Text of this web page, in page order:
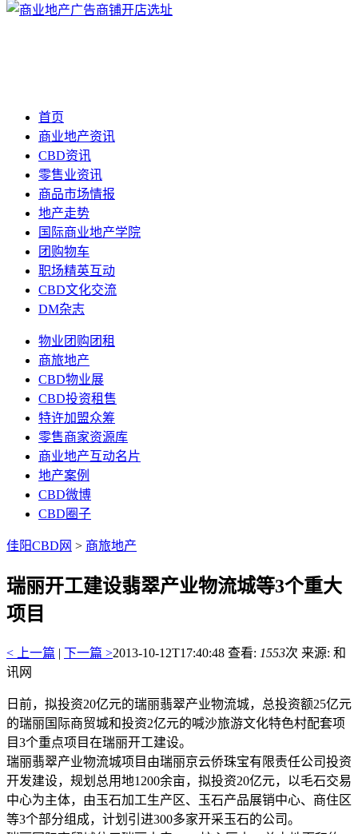
首页
商业地产资讯
CBD资讯
零售业资讯
商品市场情报
地产走势
国际商业地产学院
团购物车
职场精英互动
CBD文化交流
DM杂志
物业团购团租
商旅地产
CBD物业展
CBD投资租售
特许加盟众筹
零售商家资源库
商业地产互动名片
地产案例
CBD微博
CBD圈子
佳阳CBD网 > 商旅地产
瑞丽开工建设翡翠产业物流城等3个重大
项目
< 上一篇 | 下一篇 >2013-10-12T17:40:48 查看: 1553次 来源: 和
讯网
日前，拟投资20亿元的瑞丽翡翠产业物流城，总投资额25亿元
的瑞丽国际商贸城和投资2亿元的喊沙旅游文化特色村配套项
目3个重点项目在瑞丽开工建设。
瑞丽翡翠产业物流城项目由瑞丽京云侨珠宝有限责任公司投资
开发建设，规划总用地1200余亩，拟投资20亿元，以毛石交易
中心为主体，由玉石加工生产区、玉石产品展销中心、商住区
等3个部分组成，计划引进300多家开采玉石的公司。